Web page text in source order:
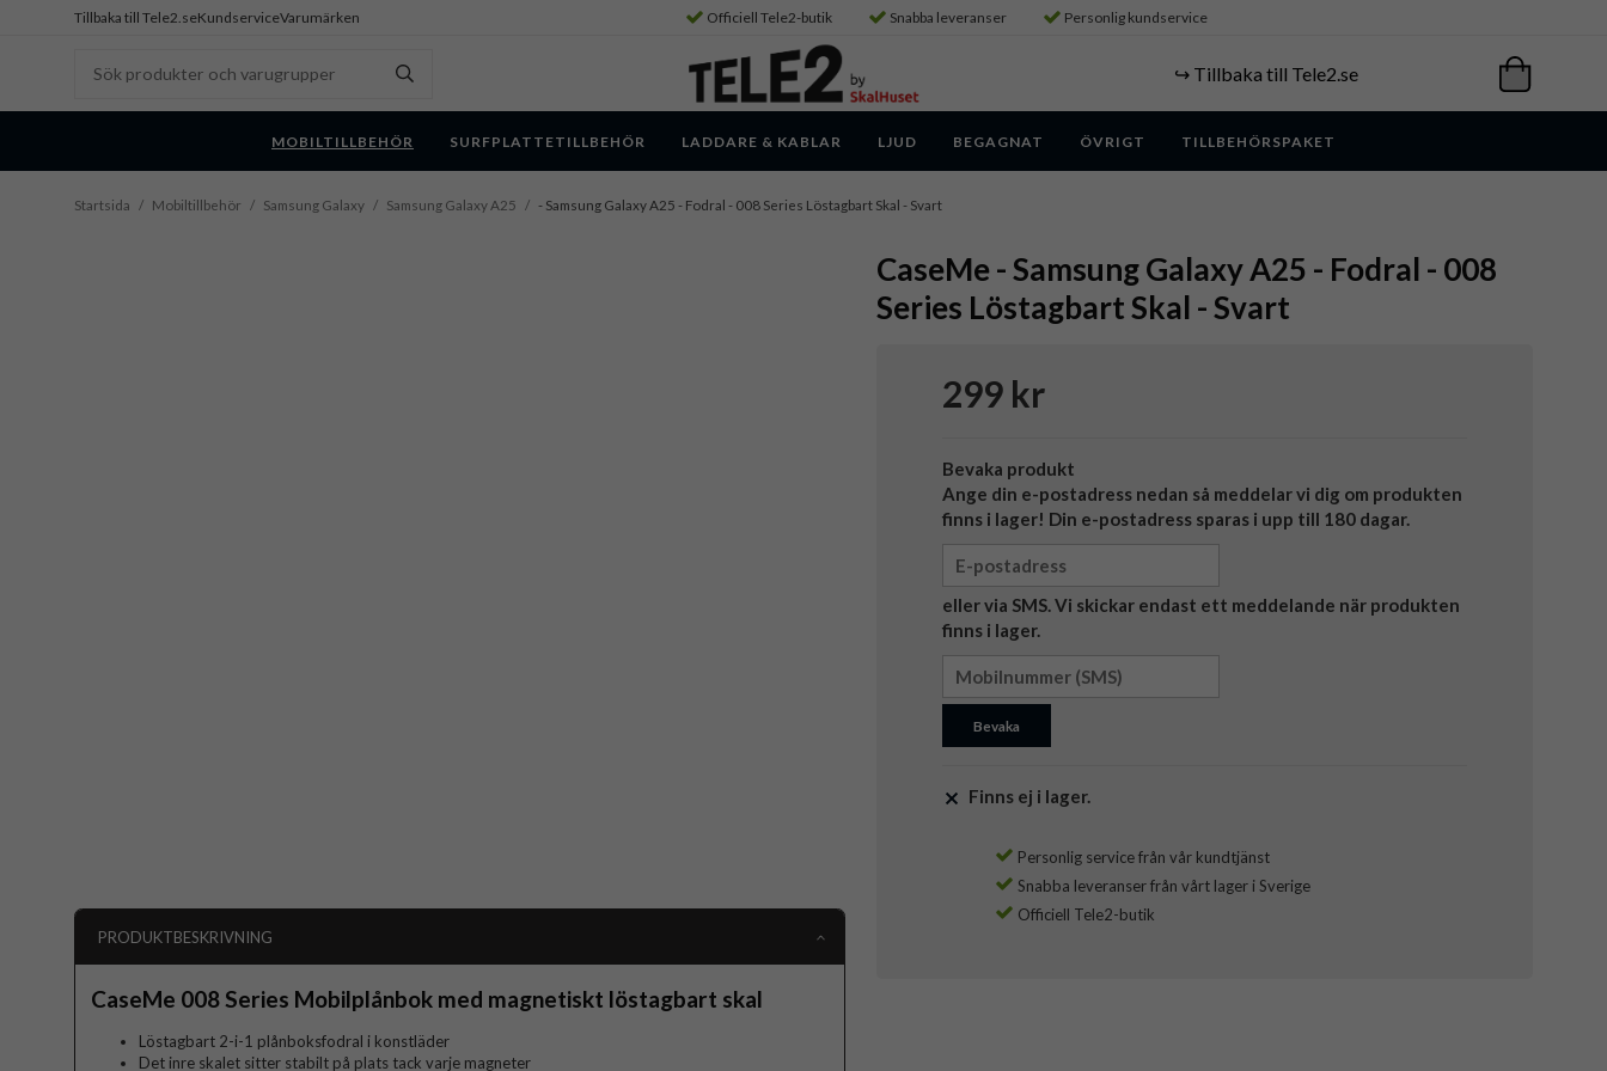
Tillbaka till Tele2.seKundserviceVarumärken Officiell Tele2-butik Snabba leveranser Personlig kundservice
↪️ Tillbaka till Tele2.se
MOBILTILLBEHÖR SURFPLATTETILLBEHÖR LADDARE & KABLAR LJUD BEGAGNAT ÖVRIGT TILLBEHÖRSPAKET
Startsida / Mobiltillbehör / Samsung Galaxy / Samsung Galaxy A25 / - Samsung Galaxy A25 - Fodral - 008 Series Löstagbart Skal - Svart
CaseMe - Samsung Galaxy A25 - Fodral - 008
Series Löstagbart Skal - Svart
299 kr
Bevaka produkt
Ange din e-postadress nedan så meddelar vi dig om produkten
finns i lager! Din e-postadress sparas i upp till 180 dagar.
eller via SMS. Vi skickar endast ett meddelande när produkten
finns i lager.
Bevaka
Finns ej i lager.
Personlig service från vår kundtjänst
Snabba leveranser från vårt lager i Sverige
Officiell Tele2-butik
PRODUKTBESKRIVNING
CaseMe 008 Series Mobilplånbok med magnetiskt löstagbart skal
Löstagbart 2-i-1 plånboksfodral i konstläder
Det inre skalet sitter stabilt på plats tack varje magneter